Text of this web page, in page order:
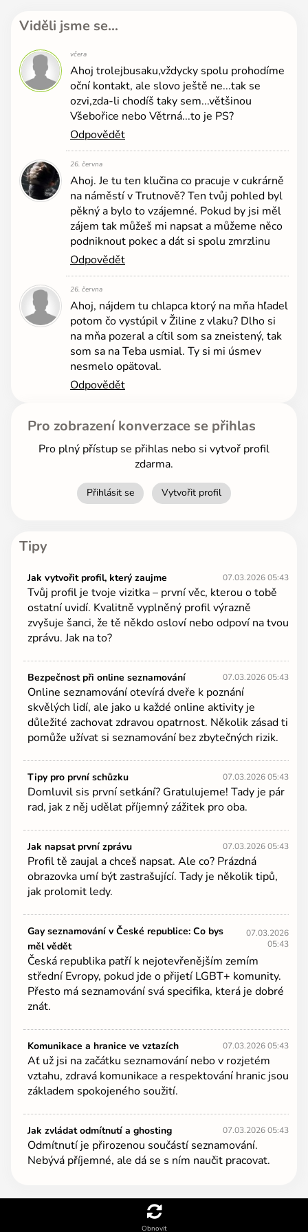
Obnovit
Viděli jsme se…
včera
Ahoj trolejbusaku,vždycky spolu prohodíme
oční kontakt, ale slovo ještě ne...tak se
ozvi,zda-li chodíš taky sem...většinou
Všebořice nebo Větrná...to je PS?
Odpovědět
26. června
Ahoj. Je tu ten klučina co pracuje v cukrárně
na náměstí v Trutnově? Ten tvůj pohled byl
pěkný a bylo to vzájemné. Pokud by jsi měl
zájem tak můžeš mi napsat a můžeme něco
podniknout pokec a dát si spolu zmrzlinu
Odpovědět
26. června
Ahoj, nájdem tu chlapca ktorý na mňa hľadel
potom čo vystúpil v Žiline z vlaku? Dlho si
na mňa pozeral a cítil som sa zneistený, tak
som sa na Teba usmial. Ty si mi úsmev
nesmelo opätoval.
Odpovědět
Pro zobrazení konverzace se přihlas
Pro plný přístup se přihlas nebo si vytvoř profil
zdarma.
Přihlásit se Vytvořit profil
Tipy
Jak vytvořit profil, který zaujme 07.03.2026 05:43
Tvůj profil je tvoje vizitka – první věc, kterou o tobě
ostatní uvidí. Kvalitně vyplněný profil výrazně
zvyšuje šanci, že tě někdo osloví nebo odpoví na tvou
zprávu. Jak na to?
Bezpečnost při online seznamování 07.03.2026 05:43
Online seznamování otevírá dveře k poznání
skvělých lidí, ale jako u každé online aktivity je
důležité zachovat zdravou opatrnost. Několik zásad ti
pomůže užívat si seznamování bez zbytečných rizik.
Tipy pro první schůzku 07.03.2026 05:43
Domluvil sis první setkání? Gratulujeme! Tady je pár
rad, jak z něj udělat příjemný zážitek pro oba.
Jak napsat první zprávu 07.03.2026 05:43
Profil tě zaujal a chceš napsat. Ale co? Prázdná
obrazovka umí být zastrašující. Tady je několik tipů,
jak prolomit ledy.
Gay seznamování v České republice: Co bys
měl vědět
07.03.2026
05:43
Česká republika patří k nejotevřenějším zemím
střední Evropy, pokud jde o přijetí LGBT+ komunity.
Přesto má seznamování svá specifika, která je dobré
znát.
Komunikace a hranice ve vztazích 07.03.2026 05:43
Ať už jsi na začátku seznamování nebo v rozjetém
vztahu, zdravá komunikace a respektování hranic jsou
základem spokojeného soužití.
Jak zvládat odmítnutí a ghosting 07.03.2026 05:43
Odmítnutí je přirozenou součástí seznamování.
Nebývá příjemné, ale dá se s ním naučit pracovat.